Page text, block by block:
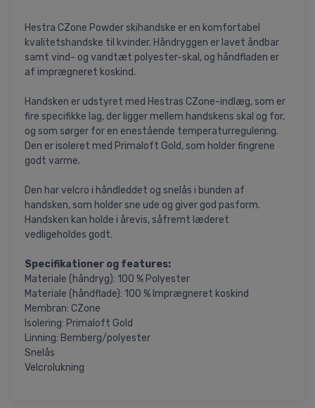
Hestra CZone Powder skihandske er en komfortabel
kvalitetshandske til kvinder. Håndryggen er lavet åndbar
samt vind- og vandtæt polyester-skal, og håndfladen er
af imprægneret koskind.
Handsken er udstyret med Hestras CZone-indlæg, som er
fire specifikke lag, der ligger mellem handskens skal og for,
og som sørger for en enestående temperaturregulering.
Den er isoleret med Primaloft Gold, som holder fingrene
godt varme.
Den har velcro i håndleddet og snelås i bunden af
handsken, som holder sne ude og giver god pasform.
Handsken kan holde i årevis, såfremt læderet
vedligeholdes godt.
Specifikationer og features:
Materiale (håndryg): 100 % Polyester
Materiale (håndflade): 100 % Imprægneret koskind
Membran: CZone
Isolering: Primaloft Gold
Linning: Bemberg/polyester
Snelås
Velcrolukning